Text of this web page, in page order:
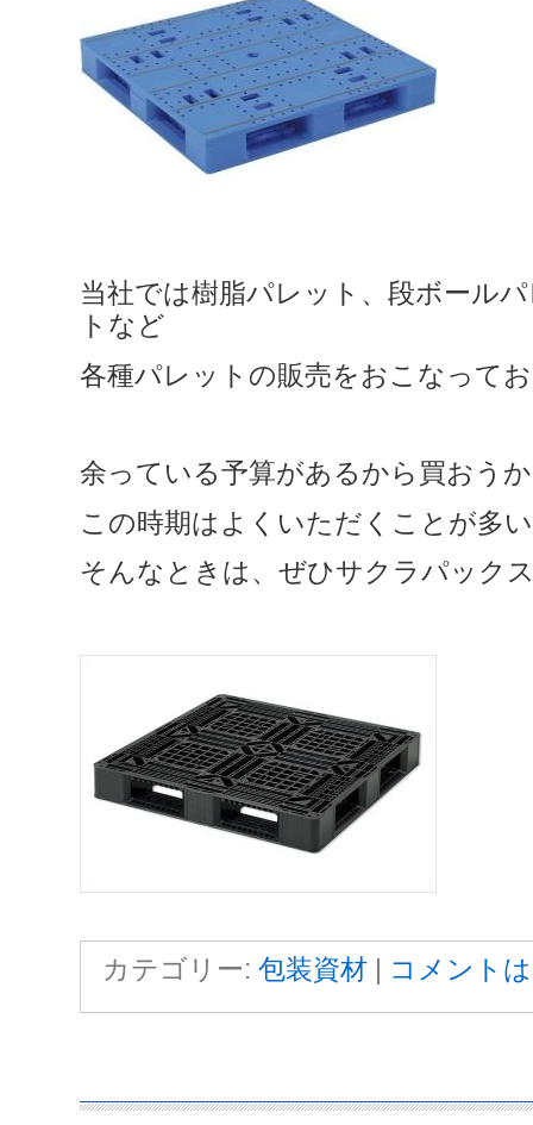
当社では樹脂パレット、段ボール
トなど
各種パレットの販売をおこなって
余っている予算があるから買おう
この時期はよくいただくことが多
そんなときは、ぜひサクラパック
カテゴリー: 包装資材 | コメント